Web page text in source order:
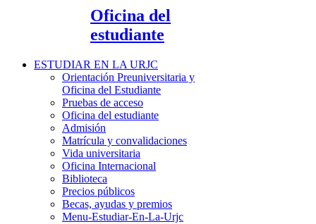
Oficina del
estudiante
ESTUDIAR EN LA URJC
Orientación Preuniversitaria y
Oficina del Estudiante
Pruebas de acceso
Oficina del estudiante
Admisión
Matrícula y convalidaciones
Vida universitaria
Oficina Internacional
Biblioteca
Precios públicos
Becas, ayudas y premios
Menu-Estudiar-En-La-Urjc